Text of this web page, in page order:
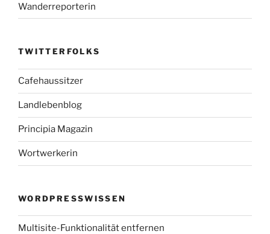
Wanderreporterin
TWITTERFOLKS
Cafehaussitzer
Landlebenblog
Principia Magazin
Wortwerkerin
WORDPRESSWISSEN
Multisite-Funktionalität entfernen